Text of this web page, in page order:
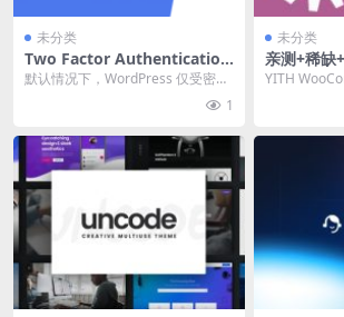
未分类
Two Factor Authentication
(Premium) v1.14.18 二步验
默认情况下，WordPress 仅受密码
1
未分类
亲测+稀缺
网站用户
YITH